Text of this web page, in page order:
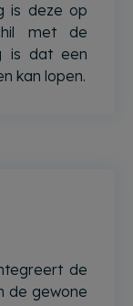
is deze op
met de
is dat een
kan lopen.
de
de gewone